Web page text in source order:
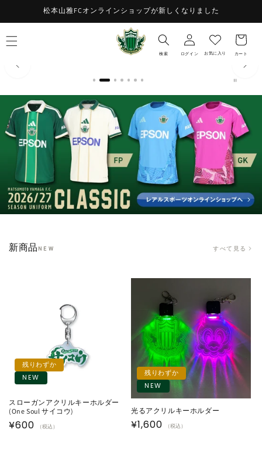
ンツに
進む
松本山雅FCオンラインショップが新しくなりました
検索 ログイン
ロ
グ
イ
お気に入り
お
気
に
入
カート
カ
ー
ト
新商品 NEW すべて見る
残りわずか
NEW
スローガンアクリルキーホルダー
(One Soul サイコウ)
通
¥600 （税込）
残りわずか
NEW
光るアクリルキーホルダー
通
¥1,600 （税込）